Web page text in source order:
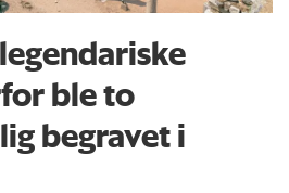
ble to
begravet i